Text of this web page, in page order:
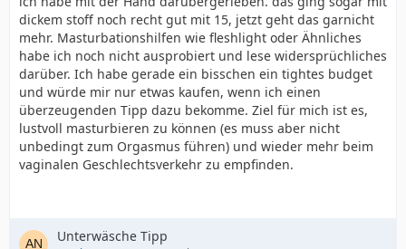
dickem stoff noch recht gut mit 15, jetzt geht das garnicht
mehr. Masturbationshilfen wie fleshlight oder Ähnliches
habe ich noch nicht ausprobiert und lese widersprüchliches
darüber. Ich habe gerade ein bisschen ein tightes budget
und würde mir nur etwas kaufen, wenn ich einen
überzeugenden Tipp dazu bekomme. Ziel für mich ist es,
lustvoll masturbieren zu können (es muss aber nicht
unbedingt zum Orgasmus führen) und wieder mehr beim
vaginalen Geschlechtsverkehr zu empfinden.
Unterwäsche Tipp